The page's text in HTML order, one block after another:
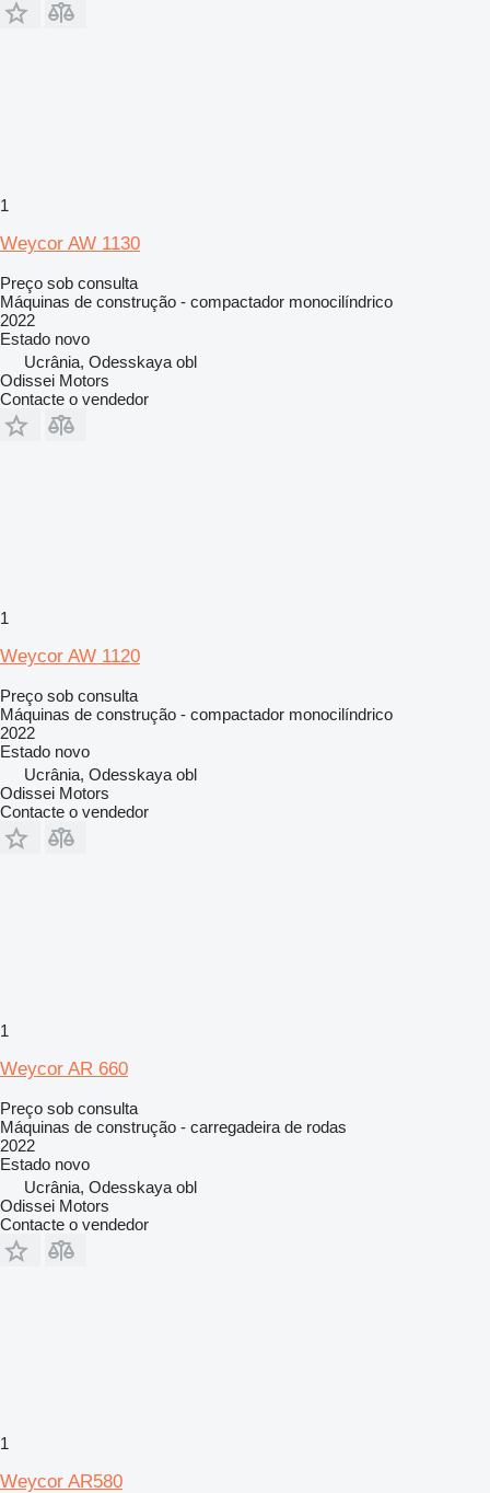
1
Weycor AW 1130
Preço sob consulta
Máquinas de construção - compactador monocilíndrico
2022
Estado novo
Ucrânia, Odesskaya obl
Odissei Motors
Contacte o vendedor
1
Weycor AW 1120
Preço sob consulta
Máquinas de construção - compactador monocilíndrico
2022
Estado novo
Ucrânia, Odesskaya obl
Odissei Motors
Contacte o vendedor
1
Weycor AR 660
Preço sob consulta
Máquinas de construção - carregadeira de rodas
2022
Estado novo
Ucrânia, Odesskaya obl
Odissei Motors
Contacte o vendedor
1
Weycor AR580